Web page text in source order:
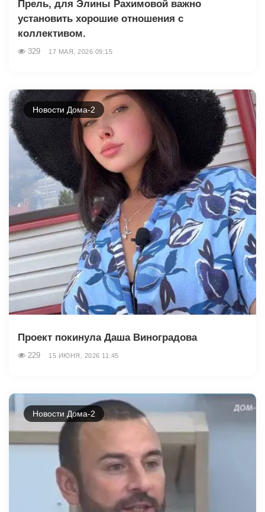
Прель, для Элины Рахимовой важно
установить хорошие отношения с
коллективом.
329 17 МАЯ, 2026 09:15
Новости Дома-2
Проект покинула Даша Виноградова
229 15 ИЮНЯ, 2026 11:45
Новости Дома-2